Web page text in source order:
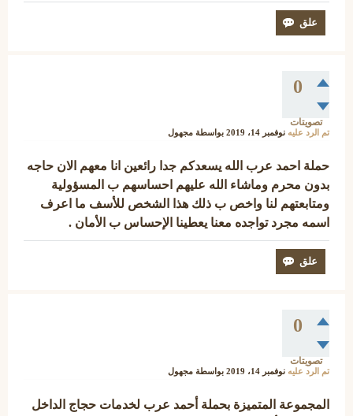
0
تصويتات
تم الرد عليه نوفمبر 14، 2019 بواسطة مجهول
حملة احمد عرب الله يسعدكم جدا رائعين انا معهم الان حاجه
بدون محرم وماشاء الله عليهم احساسهم ب المسؤولية
ومتابعتهم لنا واخص ب ذلك هذا الشخص للأسف ما اعرف
اسمه مجرد تواجده معنا يعطينا الإحساس ب الأمان .
0
تصويتات
تم الرد عليه نوفمبر 14، 2019 بواسطة مجهول
المجموعة المتميزة بحملة أحمد عرب لخدمات حجاج الداخل